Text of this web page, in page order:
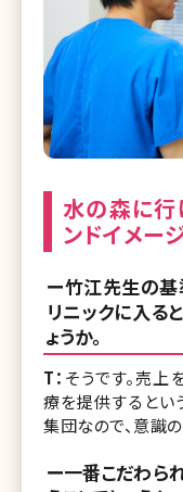
水の森に行
ンドイメー
ー竹江先生の基
リニックに入る
ょうか。
T： そうです。売上
療を提供するとい
集団なので、意識
ー一番こだわら